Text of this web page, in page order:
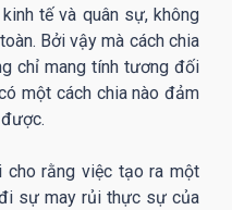
tế và quân sự, không
Bởi vậy mà cách chia
chỉ mang tính tương đối
một cách chia nào đảm
cho rằng việc tạo ra một
sự may rủi thực sự của